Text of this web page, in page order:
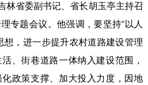
视频 图片 政务
央文件 金融 汽车
人居 信息化 数字经济
林省委副书记、省长胡玉亭主持召
专题会议。他强调，要坚持“以人
想，进一步提升农村道路建设管理
、街巷道路一体纳入建设范围，
政策支撑、加大投入力度，因地